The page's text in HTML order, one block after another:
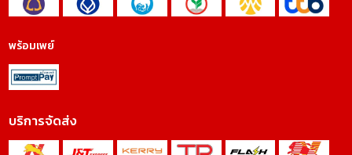
พร้อมเพย์
บริการจัดส่ง